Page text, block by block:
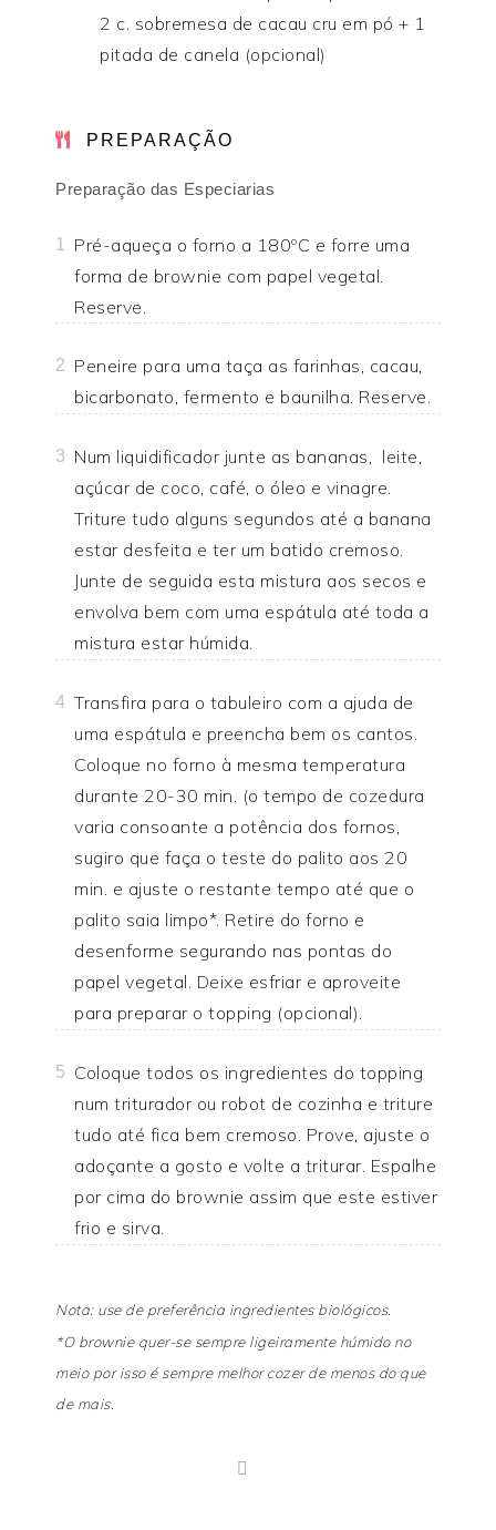
2 c. sobremesa de cacau cru em pó + 1
pitada de canela (opcional)
PREPARAÇÃO
Preparação das Especiarias
1
Pré-aqueça o forno a 180ºC e forre uma
forma de brownie com papel vegetal.
Reserve.
2 Peneire para uma taça as farinhas, cacau,
bicarbonato, fermento e baunilha. Reserve.
3 Num liquidificador junte as bananas, leite,
açúcar de coco, café, o óleo e vinagre.
Triture tudo alguns segundos até a banana
estar desfeita e ter um batido cremoso.
Junte de seguida esta mistura aos secos e
envolva bem com uma espátula até toda a
mistura estar húmida.
4 Transfira para o tabuleiro com a ajuda de
uma espátula e preencha bem os cantos.
Coloque no forno à mesma temperatura
durante 20-30 min. (o tempo de cozedura
varia consoante a potência dos fornos,
sugiro que faça o teste do palito aos 20
min. e ajuste o restante tempo até que o
palito saia limpo*. Retire do forno e
desenforme segurando nas pontas do
papel vegetal. Deixe esfriar e aproveite
para preparar o topping (opcional).
5 Coloque todos os ingredientes do topping
num triturador ou robot de cozinha e triture
tudo até fica bem cremoso. Prove, ajuste o
adoçante a gosto e volte a triturar. Espalhe
por cima do brownie assim que este estiver
frio e sirva.
Nota: use de preferência ingredientes biológicos.
*O brownie quer-se sempre ligeiramente húmido no
meio por isso é sempre melhor cozer de menos do que
de mais.